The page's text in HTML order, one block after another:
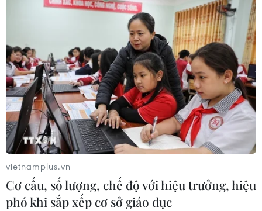
vietnamplus.vn
Cơ cấu, số lượng, chế độ với hiệu trưởng, hiệu
phó khi sắp xếp cơ sở giáo dục